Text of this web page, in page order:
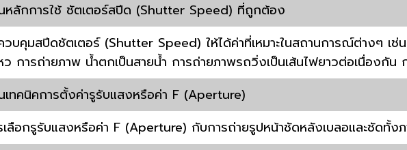
หลักการใช้ ชัตเตอร์สปีด (Shutter Speed) ที่ถูกต้อง
บคุมสปีดชัตเตอร์ (Shutter Speed) ให้ได้ค่าที่เหมาะในสถานการณ์ต่างๆ เ
ว การถ่ายภาพ น้ำตกเป็นสายน้ำ การถ่ายภาพรถวิ่งเป็นเส้นไฟยาวต่อเนื่องกั
ทคนิคการตั้งค่ารูรับแสงหรือค่า F (Aperture)
เลือกรูรับแสงหรือค่า F (Aperture) กับการถ่ายรูปหน้าชัดหลังเบลอและชัดทั้